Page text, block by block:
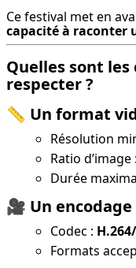
Ce festival met en
capacité à raconter
Quelles sont
respecter ?
📏 Un format
Résolution
Ratio d’image :
Durée
🎥 Un
Codec :
Formats